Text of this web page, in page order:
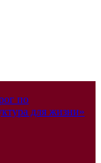
по
для жизни»